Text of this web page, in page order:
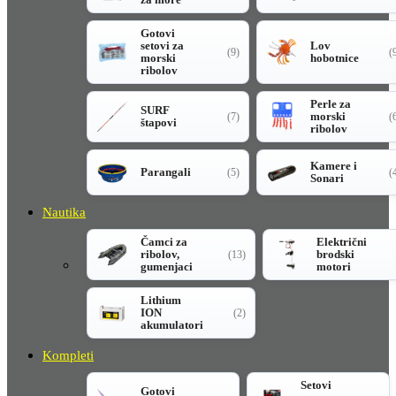
Gotovi
setovi za
morski
ribolov
(9)
Lov
hobotnice
SURF
štapovi
(7)
Perle za
morski
ribolov
Parangali (5)
Kamere i
Sonari
Nautika
Čamci za
ribolov,
gumenjaci
(13)
Električni
brodski
motori
Lithium
ION
akumulatori
(2)
Kompleti
Gotovi
Setovi